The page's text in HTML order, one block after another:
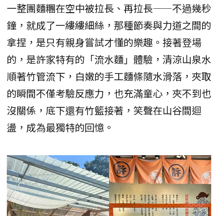
一整團麵糰在空中被拉長、再拉長——不過幾秒
鐘，就成了一縷縷細絲，那種節奏與力道之間的
拿捏，是只有親身嘗試才懂的樂趣。接著登場
的，是許家特有的「流水麵」體驗，清涼山泉水
順著竹管流下，白嫩的手工麵條隨水滑落，夾取
的瞬間不僅考驗反應力，也充滿童心，夾不到也
沒關係，底下還有竹籃接著，笑聲在山谷間迴
盪，成為最獨特的回憶。